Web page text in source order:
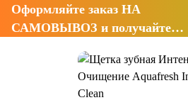
Оформляйте заказ НА
САМОВЫВОЗ и получайте